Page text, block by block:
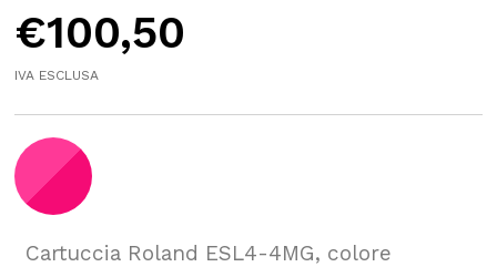
€100,50
IVA ESCLUSA
Cartuccia Roland ESL4-4MG, colore